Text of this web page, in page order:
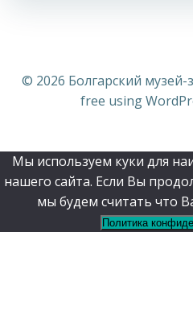
© 2026 Болгарский
free using
Мы используем куки для
нашего сайта. Если Вы
мы будем считать что
Политика